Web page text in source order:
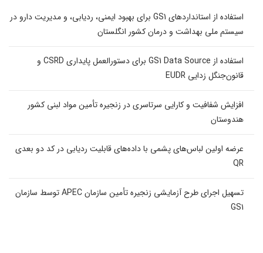
استفاده از استانداردهای GS1 برای بهبود ایمنی، ردیابی، و مدیریت دارو در
سیستم ملی بهداشت و درمان کشور انگلستان
استفاده از GS1 Data Source برای دستورالعمل پایداری CSRD و
قانون‌جنگل زدایی EUDR
افزایش شفافیت و کارایی سرتاسری در زنجیره تأمین مواد لبنی کشور
هندوستان
عرضه اولین لباس‌های پشمی با داده‌های قابلیت ردیابی در کد دو بعدی
QR
تسهیل اجرای طرح آزمایشی زنجیره تأمین سازمان APEC توسط سازمان
GS1